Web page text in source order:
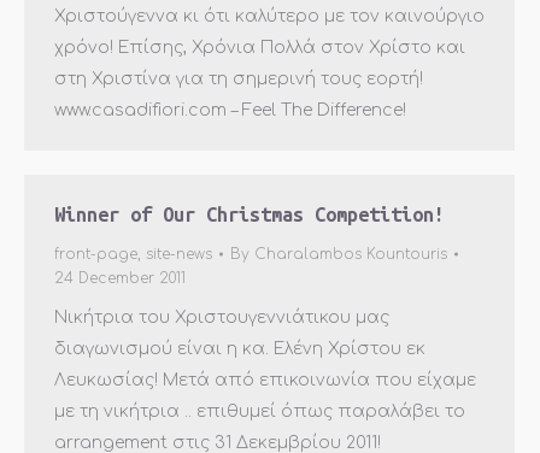
Χριστούγεννα κι ότι καλύτερο με τον καινούργιο
χρόνο! Επίσης, Χρόνια Πολλά στον Χρίστο και
στη Χριστίνα για τη σημερινή τους εορτή!
www.casadifiori.com – Feel The Difference!
Winner of Our Christmas Competition!
front-page, site-news By Charalambos Kountouris
24 December 2011
Νικήτρια του Χριστουγεννιάτικου μας
διαγωνισμού είναι η κα. Ελένη Χρίστου εκ
Λευκωσίας! Μετά από επικοινωνία που είχαμε
με τη νικήτρια .. επιθυμεί όπως παραλάβει το
arrangement στις 31 Δεκεμβρίου 2011!